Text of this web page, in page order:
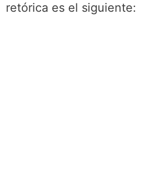
retórica es el siguiente: